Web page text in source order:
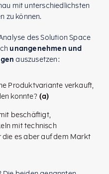
mit unterschiedlichsten
zu können.
des Solution Space
unangenehmen und
auszusetzen:
Produktvariante verkauft,
konnte? (a)
beschäftigt,
mit technisch
es aber auf dem Markt